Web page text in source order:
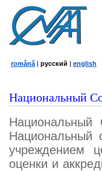
română | русский | english
Национальный
Национальный
Национальный
учреждением
оценки и